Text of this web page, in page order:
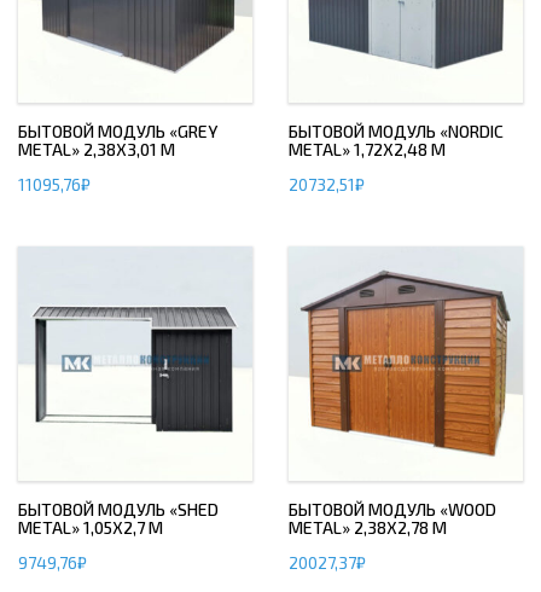
БЫТОВОЙ МОДУЛЬ «GREY
METAL» 2,38Х3,01 М
11095,76₽
БЫТОВОЙ МОДУЛЬ «NORDIC
METAL» 1,72Х2,48 М
20732,51₽
БЫТОВОЙ МОДУЛЬ «SHED
METAL» 1,05Х2,7 М
9749,76₽
БЫТОВОЙ МОДУЛЬ «WOOD
METAL» 2,38Х2,78 М
20027,37₽